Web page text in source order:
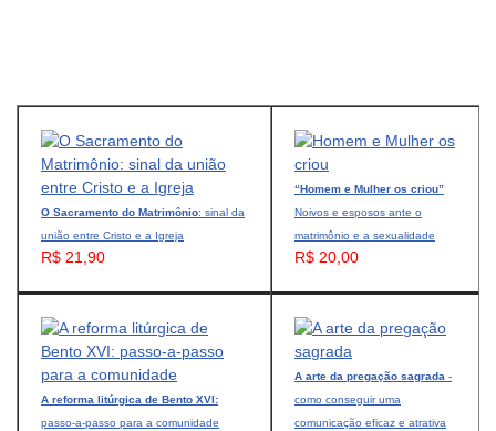
O Sacramento do Matrimônio: sinal da
união entre Cristo e a Igreja
R$ 21,90
“Homem e Mulher os criou”
Noivos e esposos ante o
matrimônio e a sexualidade
R$ 20,00
A reforma litúrgica de Bento XVI:
passo-a-passo para a comunidade
A arte da pregação sagrada -
como conseguir uma
comunicação eficaz e atrativa